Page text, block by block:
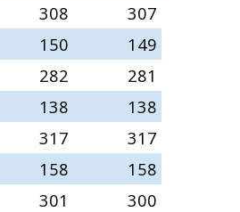
308
307
150
149
282
281
138
138
317
317
158
158
301
300